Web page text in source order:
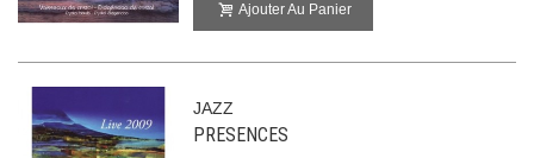
Ajouter Au Panier
JAZZ
PRESENCES